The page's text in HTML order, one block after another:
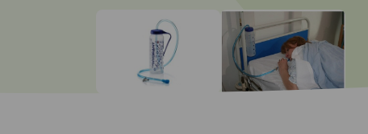
Ga naar slide: 0 Ga naar slide: 1